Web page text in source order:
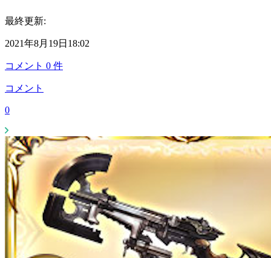
最終更新:
2021年8月19日18:02
コメント 0 件
コメント
0